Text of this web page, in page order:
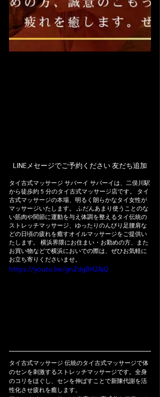
LINEメセージでご予約ください 友だち追加
タイ古式マッサージ サバーイ サバーイは、二俣川駅
から徒歩約 5 分のタイ古式マッサージ店です。 タイ
古式マッサージの本場、明るく朗らかなタイ女性が
マッサージいたします。 ふだんあまり使うことのな
い筋肉や関節に運動を与え体調を整えるタイ伝統の
ストレッチマッサージ、ゆったりのんびり足腰肩な
どの日頃の疲れを癒すオイルマッサージをご提供い
たします。 横浜界隈にお住まい・お勤めの方、また
お買い物などで横浜においでの際は、ぜひお気軽に
お立ち寄りくださいませ。
https://youtu.be/gnZdg8H2AjQ
タイ古式マッサージ 伝統のタイ古式マッサージで体
のセンを刺激するストレッチマッサージです。全身
のコリをほぐし、センを伸ばすことで新陳代謝を活
性化させ疲れを癒します。